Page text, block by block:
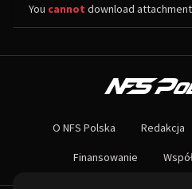
You cannot download
Największa społeczność Need for
Nie czekaj dłużej - wstąp do naszej
O NFS Polska Redakcja
Finansowanie